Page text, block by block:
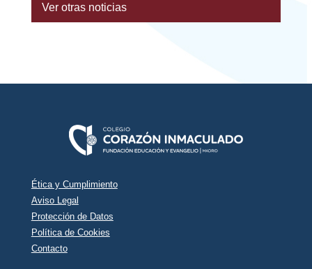
Ver otras noticias
Ética y Cumplimiento
Aviso Legal
Protección de Datos
Política de Cookies
Contacto